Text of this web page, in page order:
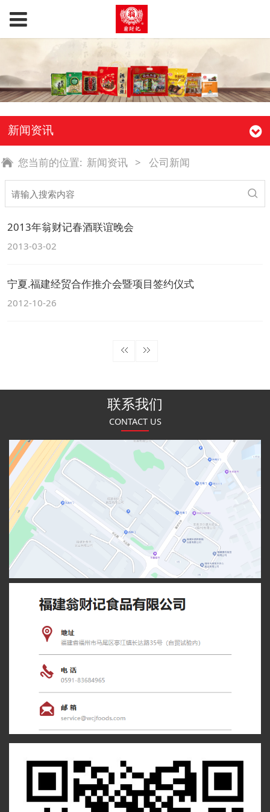
新闻资讯
您当前的位置: 新闻资讯 > 公司新闻
2013年翁财记春酒联谊晚会
2013-03-02
宁夏.福建经贸合作推介会暨项目签约仪式
2012-10-26
联系我们
CONTACT US